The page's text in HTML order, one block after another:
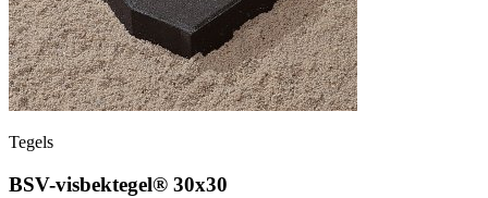
Tegels
BSV-visbektegel® 30x30